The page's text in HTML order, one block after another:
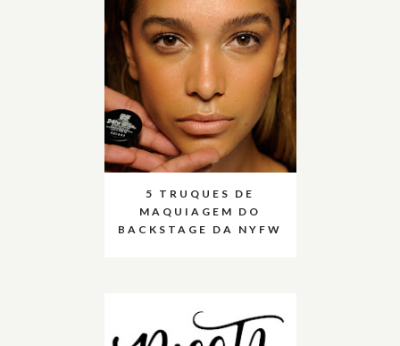
5 TRUQUES DE
MAQUIAGEM DO
BACKSTAGE DA NYFW